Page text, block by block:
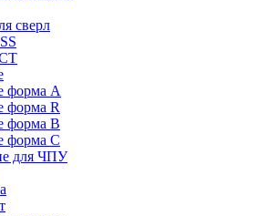
сверл
форма A
форма R
форма B
форма C
для ЧПУ